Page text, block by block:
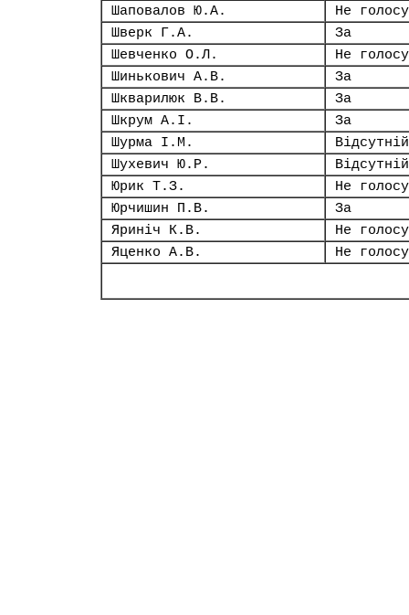
Шаповалов Ю.А.
Не
Шверк Г.А.
За
Шевченко О.Л.
Не
Шинькович А.В.
За
Шкварилюк В.В.
За
Шкрум А.І.
За
Шурма І.М.
Відсутній
Шухевич Ю.Р.
Відсутній
Юрик Т.З.
Не
Юрчишин П.В.
За
Яриніч К.В.
Не
Яценко А.В.
Не